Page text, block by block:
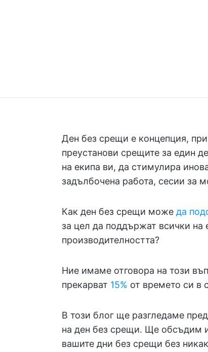
Ден без срещи е концепция,
преустанови срещите за един
на екипа ви, да стимулира
задълбочена работа, сесии за
Как ден без срещи може да
за цел да поддържат всички на
производителността?
Ние имаме отговора на този
прекарват 15% от времето си в
В този блог ще разгледаме
на ден без срещи. Ще обсъдим
вашите дни без срещи без